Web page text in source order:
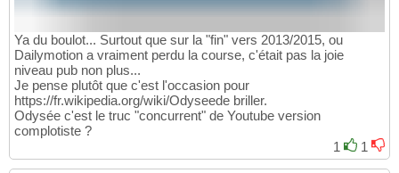
Ya du boulot... Surtout que sur la "fin" vers 2013/2015, ou
Dailymotion a vraiment perdu la course, c'était pas la joie
niveau pub non plus...
Je pense plutôt que c'est l'occasion pour
https://fr.wikipedia.org/wiki/Odyseede briller.
Odysée c'est le truc "concurrent" de Youtube version
complotiste ?
1
1